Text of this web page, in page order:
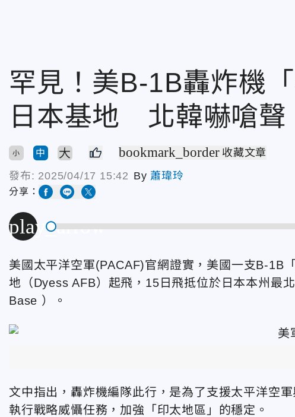
罕見！美B-1B轟炸機
日本基地 北韓嚇嗆聲
小 中 大 bookmark_border 收藏文章
發布: 2025/04/17 15:42 By 蕭瑋玲
分享：
play_arrow
美國太平洋空軍(PACAF)官網證實，美國一支B-1B
地（Dyess AFB） 起飛，15日飛抵位於日本本州最
Base ）
。
文中指出，轟炸機編隊此行，是為了支援太平洋空
執行戰略威懾任務，加強「印太地區」的穩定。